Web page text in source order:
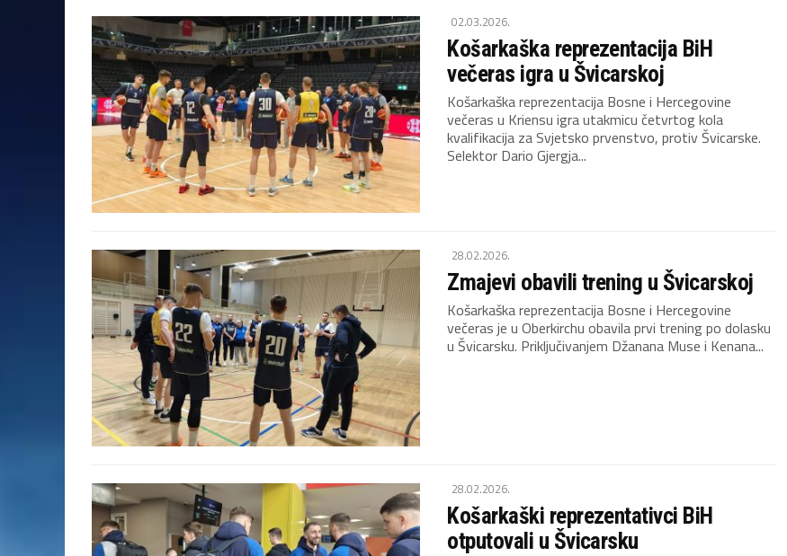
02.03.2026.
Košarkaška reprezentacija BiH
večeras igra u Švicarskoj
Košarkaška reprezentacija Bosne i Hercegovine
večeras u Kriensu igra utakmicu četvrtog kola
kvalifikacija za Svjetsko prvenstvo, protiv Švicarske.
Selektor Dario Gjergja...
28.02.2026.
Zmajevi obavili trening u Švicarskoj
Košarkaška reprezentacija Bosne i Hercegovine
večeras je u Oberkirchu obavila prvi trening po dolasku
u Švicarsku. Priključivanjem Džanana Muse i Kenana...
28.02.2026.
Košarkaški reprezentativci BiH
otputovali u Švicarsku